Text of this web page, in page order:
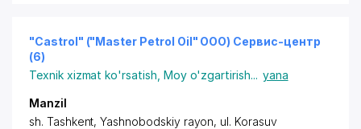
"Castrol" ("Master Petrol Oil" ООО) Сервис-центр
(6)
Texnik xizmat ko'rsatish Moy o'zgartirish... yana
Manzil
sh. Tashkent,Yashnobodskiy rayon, ul. Korasuv